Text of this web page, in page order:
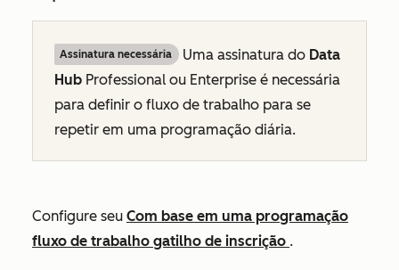
Assinatura necessária Uma assinatura do Data
Hub Professional ou Enterprise é necessária
para definir o fluxo de trabalho para se
repetir em uma programação diária.
Configure seu Com base em uma programação
fluxo de trabalho gatilho de inscrição .